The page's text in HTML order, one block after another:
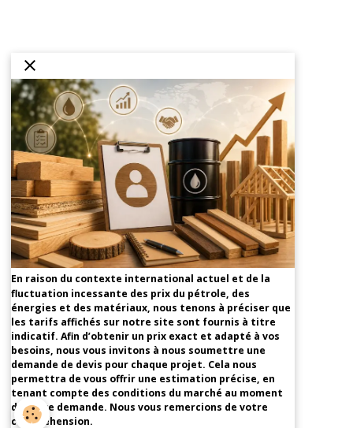
En raison du contexte international actuel et de la
fluctuation incessante des prix du pétrole, des
énergies et des matériaux, nous tenons à préciser que
les tarifs affichés sur notre site sont fournis à titre
indicatif. Afin d’obtenir un prix exact et adapté à vos
besoins, nous vous invitons à nous soumettre une
demande de devis pour chaque projet. Cela nous
permettra de vous offrir une estimation précise, en
tenant compte des conditions du marché au moment
de votre demande. Nous vous remercions de votre
compréhension.